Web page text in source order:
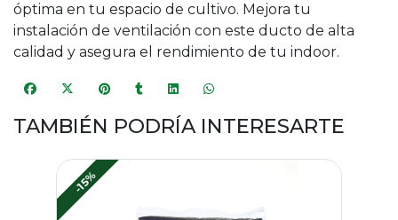
óptima en tu espacio de cultivo. Mejora tu
instalación de ventilación con este ducto de alta
calidad y asegura el rendimiento de tu indoor.
TAMBIÉN PODRÍA INTERESARTE
-15%